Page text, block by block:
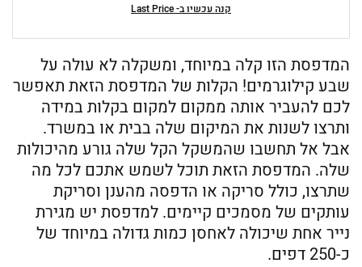
קנה עכשיו ב- Last Price
המדפסת הזו קלה במיוחד, ומשקלה לא עולה על
שבע קילוגרמים! הקלות של המדפסת הזאת תאפשר
לכם להעביר אותה ממקום למקום בקלות במידה
ותרצו לשנות את המיקום שלה בבית או במשרד.
אבל אל תחשבו שהמשקל הקל שלה גורע מהיכולות
שלה. המדפסת הזאת תוכל לשמש אתכם לכל מה
שתרצו, כולל סריקה או הדפסה מהענן וסריקת
עותקים של מסמכים קיימים. למדפסת יש מגירת
נייר אחת שיכולה לאחסן כמות גדולה במיוחד של
כ-250 דפים.